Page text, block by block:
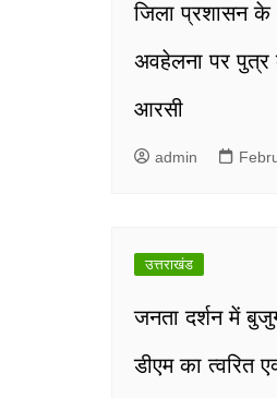
जिला प्रशासन
अवहेलना पर
आरसी
admin
उत्तराखंड
जनता दर्शन में
डीएम का त्वरित